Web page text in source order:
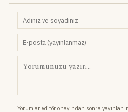
Yorumlar editör onayından sonra yayınlanır.